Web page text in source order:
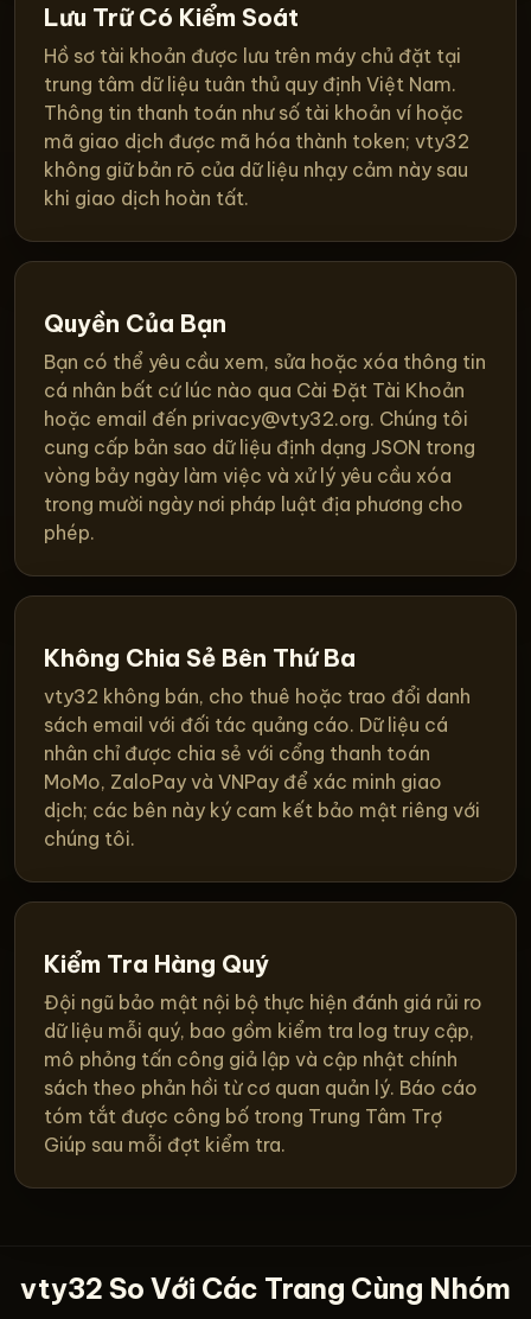
Lưu Trữ Có Kiểm Soát
Hồ sơ tài khoản được lưu trên máy chủ đặt tại
trung tâm dữ liệu tuân thủ quy định Việt Nam.
Thông tin thanh toán như số tài khoản ví hoặc
mã giao dịch được mã hóa thành token; vty32
không giữ bản rõ của dữ liệu nhạy cảm này sau
khi giao dịch hoàn tất.
Quyền Của Bạn
Bạn có thể yêu cầu xem, sửa hoặc xóa thông tin
cá nhân bất cứ lúc nào qua Cài Đặt Tài Khoản
hoặc email đến privacy@vty32.org. Chúng tôi
cung cấp bản sao dữ liệu định dạng JSON trong
vòng bảy ngày làm việc và xử lý yêu cầu xóa
trong mười ngày nơi pháp luật địa phương cho
phép.
Không Chia Sẻ Bên Thứ Ba
vty32 không bán, cho thuê hoặc trao đổi danh
sách email với đối tác quảng cáo. Dữ liệu cá
nhân chỉ được chia sẻ với cổng thanh toán
MoMo, ZaloPay và VNPay để xác minh giao
dịch; các bên này ký cam kết bảo mật riêng với
chúng tôi.
Kiểm Tra Hàng Quý
Đội ngũ bảo mật nội bộ thực hiện đánh giá rủi ro
dữ liệu mỗi quý, bao gồm kiểm tra log truy cập,
mô phỏng tấn công giả lập và cập nhật chính
sách theo phản hồi từ cơ quan quản lý. Báo cáo
tóm tắt được công bố trong Trung Tâm Trợ
Giúp sau mỗi đợt kiểm tra.
vty32 So Với Các Trang Cùng Nhóm